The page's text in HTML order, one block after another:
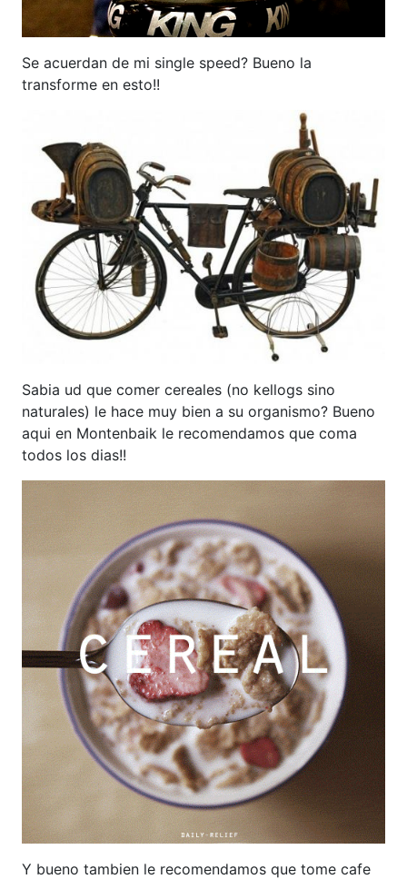
Se acuerdan de mi single speed? Bueno la
transforme en esto!!
Sabia ud que comer cereales (no kellogs sino
naturales) le hace muy bien a su organismo? Bueno
aqui en Montenbaik le recomendamos que coma
todos los dias!!
Y bueno tambien le recomendamos que tome cafe